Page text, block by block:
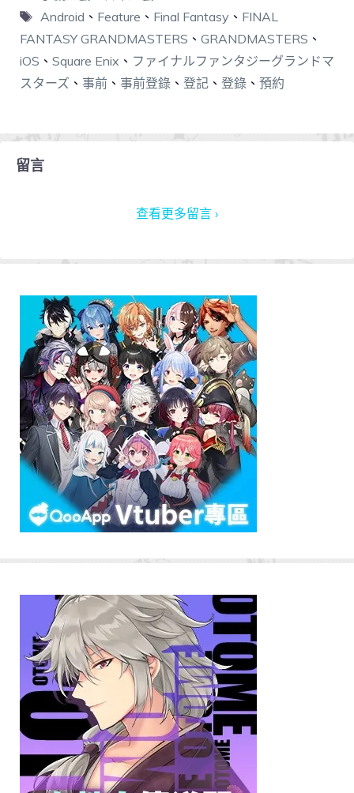
Android 、 Feature 、 Final Fantasy 、 FINAL
FANTASY GRANDMASTERS 、 GRANDMASTERS 、
iOS 、 Square Enix 、 ファイナルファンタジーグランドマ
スターズ 、 事前 、 事前登錄 、 登記 、 登錄 、 預約
留言
查看更多留言 ›